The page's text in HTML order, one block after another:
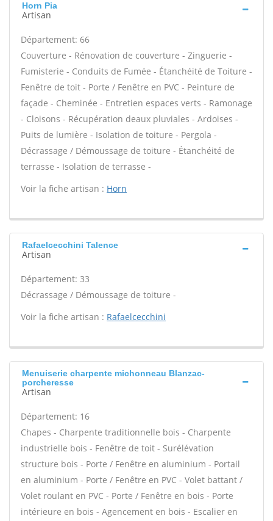
Horn Pia
Artisan
Département: 66
Couverture - Rénovation de couverture - Zinguerie -
Fumisterie - Conduits de Fumée - Étanchéité de Toiture -
Fenêtre de toit - Porte / Fenêtre en PVC - Peinture de
façade - Cheminée - Entretien espaces verts - Ramonage
- Cloisons - Récupération deaux pluviales - Ardoises -
Puits de lumière - Isolation de toiture - Pergola -
Décrassage / Démoussage de toiture - Étanchéité de
terrasse - Isolation de terrasse -
Voir la fiche artisan : Horn
Rafaelcecchini Talence
Artisan
Département: 33
Décrassage / Démoussage de toiture -
Voir la fiche artisan : Rafaelcecchini
Menuiserie charpente michonneau Blanzac-
porcheresse
Artisan
Département: 16
Chapes - Charpente traditionnelle bois - Charpente
industrielle bois - Fenêtre de toit - Surélévation
structure bois - Porte / Fenêtre en aluminium - Portail
en aluminium - Porte / Fenêtre en PVC - Volet battant /
Volet roulant en PVC - Porte / Fenêtre en bois - Porte
intérieure en bois - Agencement en bois - Escalier en